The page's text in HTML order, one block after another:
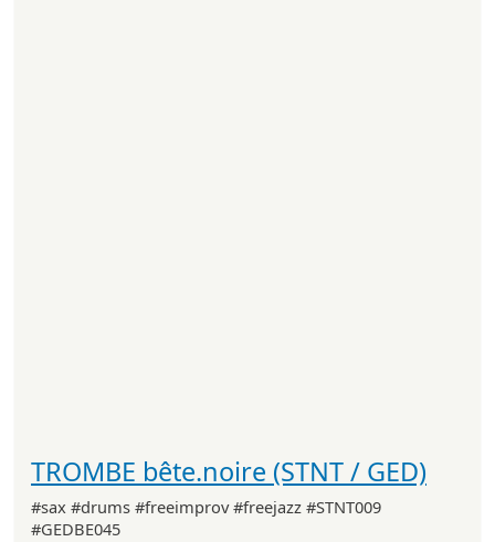
TROMBE bête.noire (STNT / GED)
#sax #drums #freeimprov #freejazz #STNT009
#GEDBE045